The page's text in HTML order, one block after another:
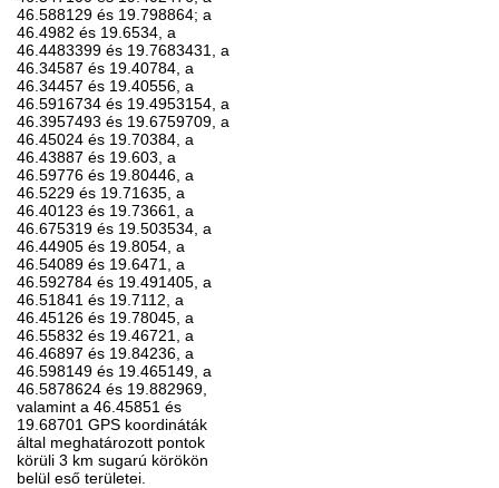
46.588129 és 19.798864; a
46.4982 és 19.6534, a
46.4483399 és 19.7683431, a
46.34587 és 19.40784, a
46.34457 és 19.40556, a
46.5916734 és 19.4953154, a
46.3957493 és 19.6759709, a
46.45024 és 19.70384, a
46.43887 és 19.603, a
46.59776 és 19.80446, a
46.5229 és 19.71635, a
46.40123 és 19.73661, a
46.675319 és 19.503534, a
46.44905 és 19.8054, a
46.54089 és 19.6471, a
46.592784 és 19.491405, a
46.51841 és 19.7112, a
46.45126 és 19.78045, a
46.55832 és 19.46721, a
46.46897 és 19.84236, a
46.598149 és 19.465149, a
46.5878624 és 19.882969,
valamint a 46.45851 és
19.68701 GPS koordináták
által meghatározott pontok
körüli 3 km sugarú körökön
belül eső területei.